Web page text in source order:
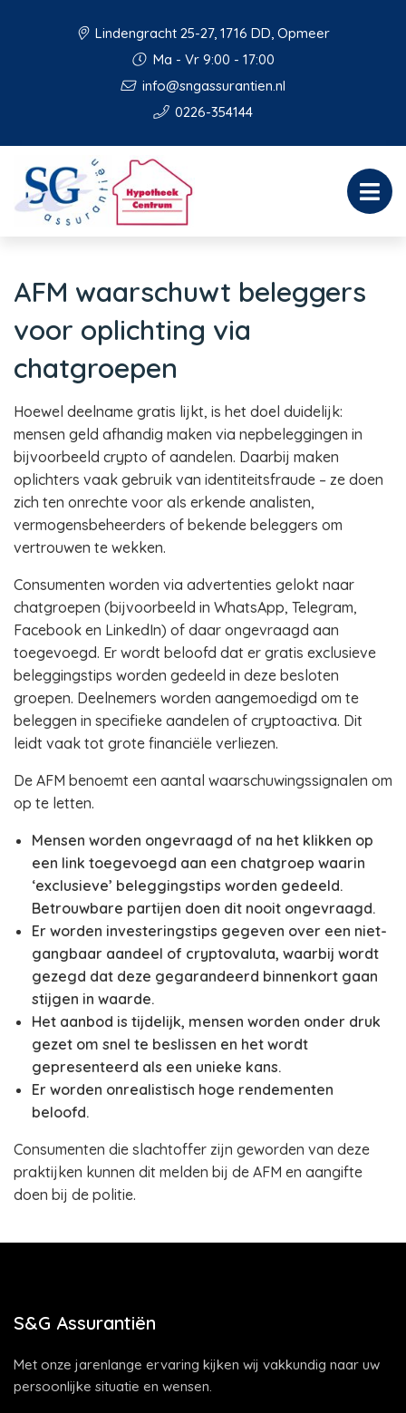
Lindengracht 25-27, 1716 DD, Opmeer
Ma - Vr 9:00 - 17:00
info@sngassurantien.nl
0226-354144
AFM waarschuwt beleggers
voor oplichting via
chatgroepen
Hoewel deelname gratis lijkt, is het doel duidelijk:
mensen geld afhandig maken via nepbeleggingen in
bijvoorbeeld crypto of aandelen. Daarbij maken
oplichters vaak gebruik van identiteitsfraude – ze doen
zich ten onrechte voor als erkende analisten,
vermogensbeheerders of bekende beleggers om
vertrouwen te wekken.
Consumenten worden via advertenties gelokt naar
chatgroepen (bijvoorbeeld in WhatsApp, Telegram,
Facebook en LinkedIn) of daar ongevraagd aan
toegevoegd. Er wordt beloofd dat er gratis exclusieve
beleggingstips worden gedeeld in deze besloten
groepen. Deelnemers worden aangemoedigd om te
beleggen in specifieke aandelen of cryptoactiva. Dit
leidt vaak tot grote financiële verliezen.
De AFM benoemt een aantal waarschuwingssignalen om
op te letten.
Mensen worden ongevraagd of na het klikken op
een link toegevoegd aan een chatgroep waarin
‘exclusieve’ beleggingstips worden gedeeld.
Betrouwbare partijen doen dit nooit ongevraagd.
Er worden investeringstips gegeven over een niet-
gangbaar aandeel of cryptovaluta, waarbij wordt
gezegd dat deze gegarandeerd binnenkort gaan
stijgen in waarde.
Het aanbod is tijdelijk, mensen worden onder druk
gezet om snel te beslissen en het wordt
gepresenteerd als een unieke kans.
Er worden onrealistisch hoge rendementen
beloofd.
Consumenten die slachtoffer zijn geworden van deze
praktijken kunnen dit melden bij de AFM en aangifte
doen bij de politie.
S&G Assurantiën
Met onze jarenlange ervaring kijken wij vakkundig naar uw
persoonlijke situatie en wensen.